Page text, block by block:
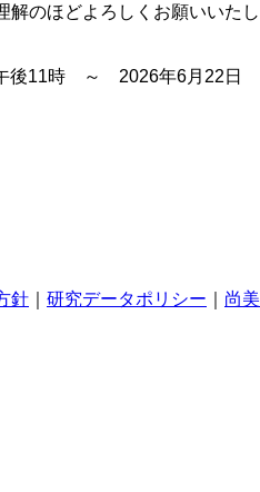
解のほどよろしくお願いいたし
後11時 ～ 2026年6月22日
針 研究データポリシー
尚美